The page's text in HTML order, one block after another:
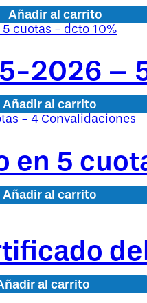
Añadir al carrito
2026 –
Añadir al carrito
en 5
Añadir al carrito
al carrito